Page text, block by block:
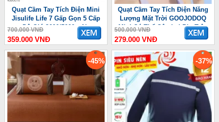
Quạt Cầm Tay Tích Điện Mini
Jisulife Life 7 Gấp Gọn 5 Cấp
Độ Gió 3600/5000mAh
700.000 VNĐ
359.000 VNĐ
Quạt Cầm Tay Tích Điện Năng
Lượng Mặt Trời GOOJODOQ
Mini Có Thể Gập Lại Pin Trâu
3600 mAh
500.000 VNĐ
279.000 VNĐ
-45% -37%